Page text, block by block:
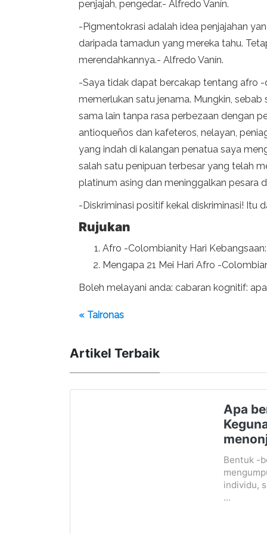
penjajah, pengedar.- Alfredo Vanín.
-Pigmentokrasi adalah idea penjajahan
daripada tamadun yang mereka tahu.
merendahkannya.- Alfredo Vanín.
-Saya tidak dapat bercakap tentang afro
memerlukan satu jenama. Mungkin,
sama lain tanpa rasa perbezaan dengan
antioqueños dan kafeteros, nelayan,
yang indah di kalangan penatua saya
salah satu penipuan terbesar yang telah
platinum asing dan meninggalkan pesara
-Diskriminasi positif kekal diskriminasi! Itu
Rujukan
Afro -Colombianity Hari
Mengapa 21 Mei Hari Afro -
Boleh melayani anda: cabaran kognitif:
« Taironas
Artikel Terbaik
Apa
Bentuk -
individu,
...